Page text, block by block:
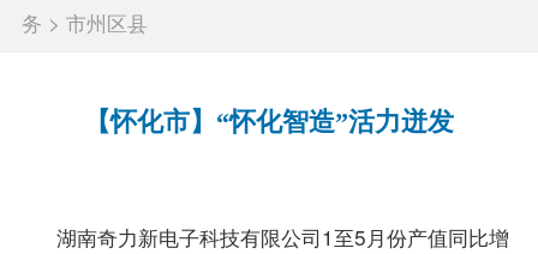
务 >市州区县
【怀化市】“怀化智造”活力迸发
湖南奇力新电子科技有限公司1至5月份产值同比增